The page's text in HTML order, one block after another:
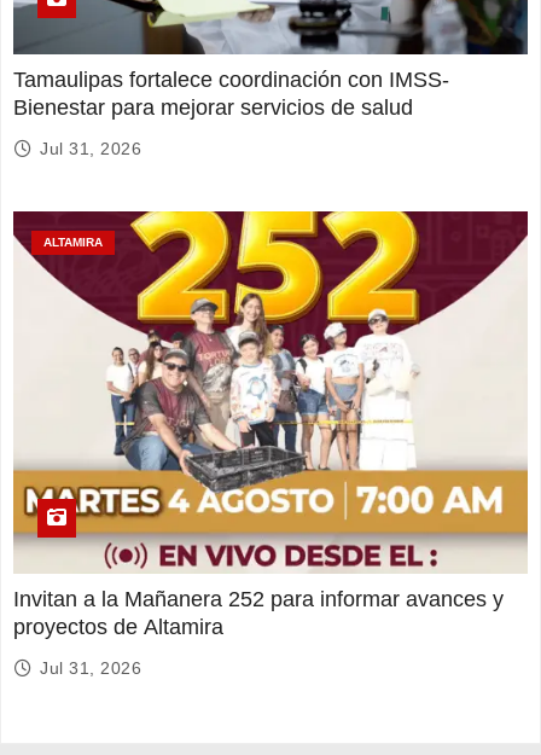
Tamaulipas fortalece coordinación con IMSS-
Bienestar para mejorar servicios de salud
Jul 31, 2026
ALTAMIRA
Invitan a la Mañanera 252 para informar avances y
proyectos de Altamira
Jul 31, 2026